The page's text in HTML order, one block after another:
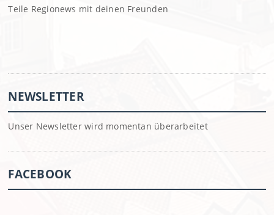
Teile Regionews mit deinen Freunden
NEWSLETTER
Unser Newsletter wird momentan überarbeitet
FACEBOOK